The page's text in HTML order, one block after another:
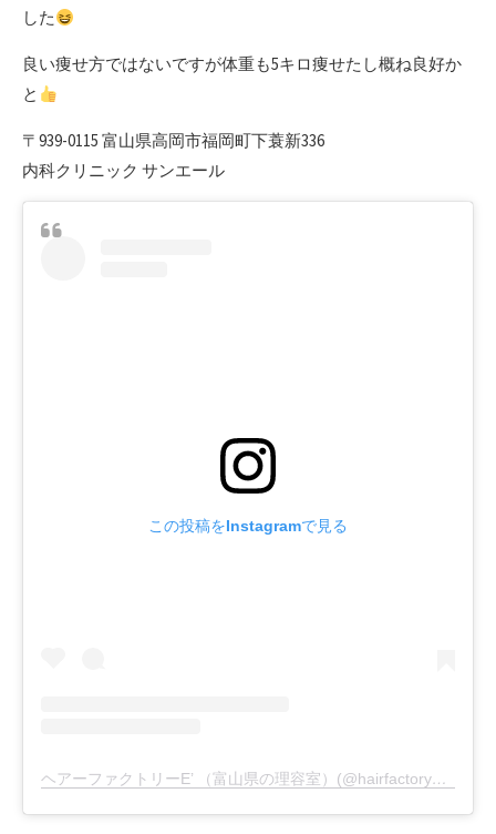
した
良い痩せ方ではないですが体重も5キロ痩せたし概ね良好か
と
〒939-0115 富山県高岡市福岡町下蓑新336
内科クリニック サンエール
この投稿をInstagramで見る
ヘアーファクトリーE’ （富山県の理容室）(@hairfactory_e_dash)がシェアした投稿